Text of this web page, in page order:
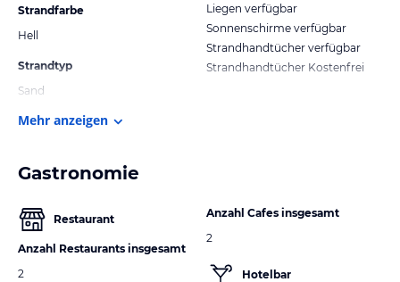
Strandfarbe
Hell
Strandtyp
Sand
Liegen verfügbar
Sonnenschirme verfügbar
Strandhandtücher verfügbar
Strandhandtücher Kostenfrei
Mehr anzeigen
Gastronomie
Restaurant
Anzahl Restaurants insgesamt
2
Anzahl Cafes insgesamt
2
Hotelbar